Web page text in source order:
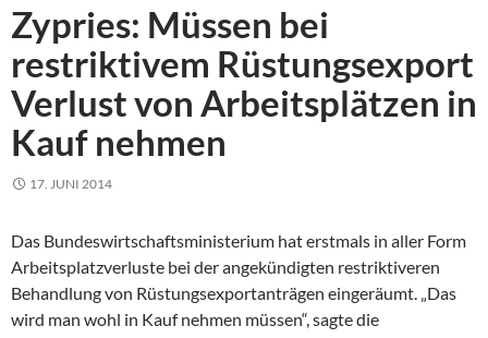
Zypries: Müssen bei
restriktivem Rüstungsexport
Verlust von Arbeitsplätzen in
Kauf nehmen
17. JUNI 2014
Das Bundeswirtschaftsministerium hat erstmals in aller Form
Arbeitsplatzverluste bei der angekündigten restriktiveren
Behandlung von Rüstungsexportanträgen eingeräumt. „Das
wird man wohl in Kauf nehmen müssen“, sagte die